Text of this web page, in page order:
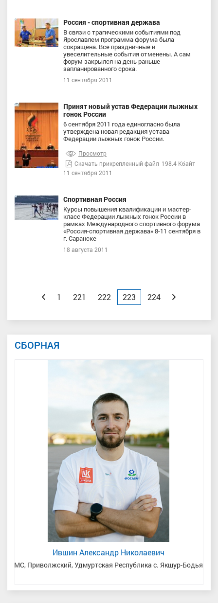
Россия - спортивная держава
В связи с трагическими событиями под
Ярославлем программа форума была
сокращена. Все праздничные и
увеселительные события отменены. А сам
форум закрылся на день раньше
запланированного срока.
11 сентября 2011
Принят новый устав Федерации лыжных
гонок России
6 сентября 2011 года единогласно была
утверждена новая редакция устава
Федерации лыжных гонок России.
Просмотр
Скачать прикрепленный файл 198.4 Кбайт
11 сентября 2011
Спортивная Россия
Курсы повышения квалификации и мастер-
класс Федерации лыжных гонок России в
рамках Международного спортивного форума
«Россия-спортивная держава» 8-11 сентября в
г. Саранске
18 августа 2011
Назад
1 221 222 223 224 Вперед
СБОРНАЯ
Ившин Александр Николаевич
МС, Приволжский, Удмуртская Республика с. Якшур-Бодья